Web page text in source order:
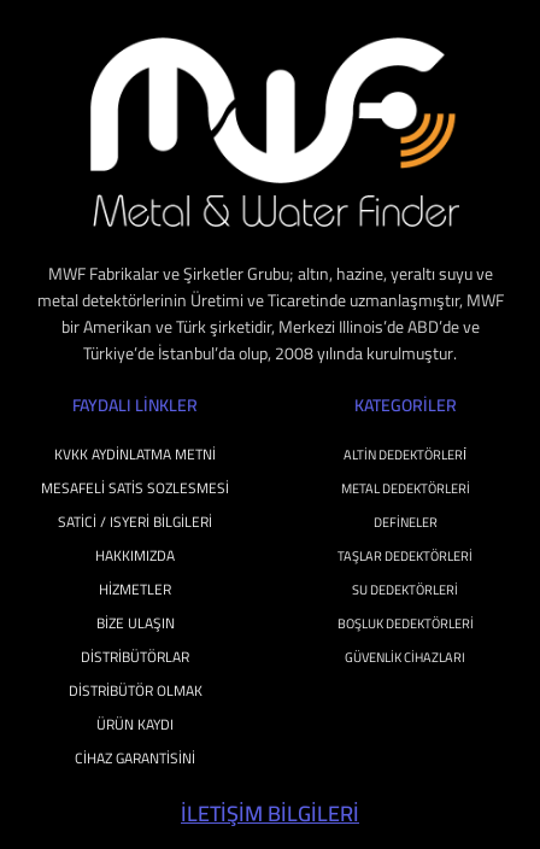
MWF Fabrikalar ve Şirketler Grubu; altın, hazine, yeraltı suyu ve
metal detektörlerinin Üretimi ve Ticaretinde uzmanlaşmıştır, MWF
bir Amerikan ve Türk şirketidir, Merkezi Illinois’de ABD’de ve
Türkiye’de İstanbul’da olup, 2008 yılında kurulmuştur.
FAYDALI LİNKLER
KVKK AYDINLATMA METNI
MESAFELI SATIS SOZLESMESI
SATICI / ISYERI BILGILERI
HAKKIMIZDA
HIZMETLER
BIZE ULAŞIN
DISTRIBÜTÖRLAR
DISTRIBÜTÖR OLMAK
ÜRÜN KAYDI
CIHAZ GARANTISINI
KATEGORILER
ALTIN DEDEKTÖRLERİ
METAL DEDEKTÖRLERI
DEFINELER
TAŞLAR DEDEKTÖRLERI
SU DEDEKTÖRLERİ
BOŞLUK DEDEKTÖRLERI
GÜVENLIK CIHAZLARI
İLETİŞİM BİLGİLERİ